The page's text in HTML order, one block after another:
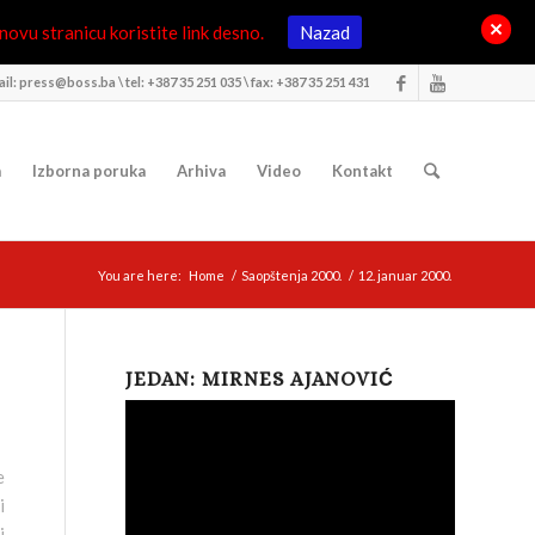
press@boss.ba \ tel: +387 35 251 035 \ fax: +387 35 251 431
Izborna poruka Arhiva Video Kontakt
You are here: Home / Saopštenja 2000. / 12. januar 2000.
JEDAN: MIRNES AJANOVIĆ
stranicu koristite link desno. Nazad